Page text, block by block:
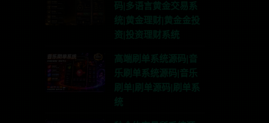
码|多语言黄金交易系
统|黄金理财|黄金金投
资|投资理财系统
高端刷单系统源码|音
乐刷单系统源码|音乐
刷单|刷单源码|刷单系
统